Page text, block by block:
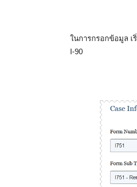
ในการกรอกข้อมูล เ
I-90